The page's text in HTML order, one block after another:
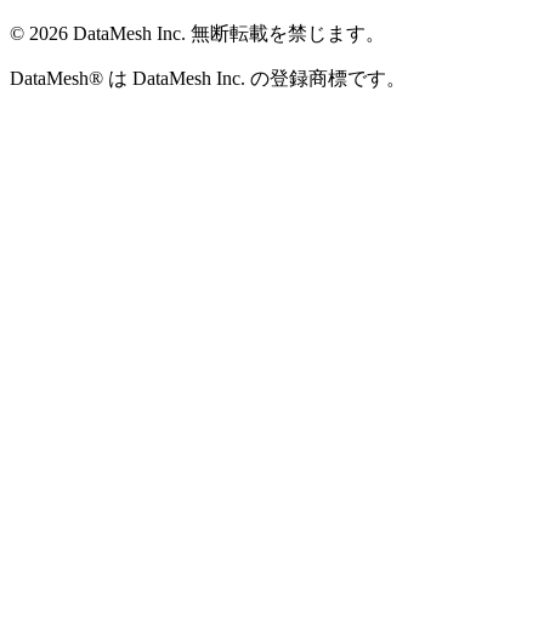
© 2026 DataMesh Inc. 無断転載を禁じます。
DataMesh® は DataMesh Inc. の登録商標です。